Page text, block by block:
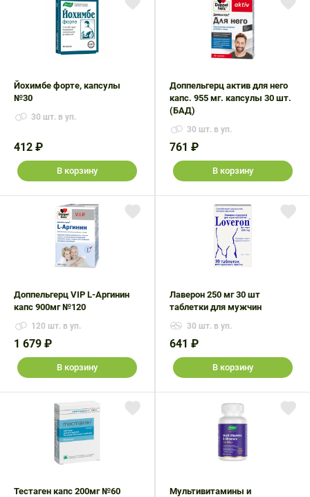
Йохимбе форте, капсулы
№30
30 шт. в уп.
412 ₽
В корзину
Доппельгерц актив для него
капс. 955 мг. капсулы 30 шт.
(БАД)
30 шт. в уп.
761 ₽
В корзину
Доппельгерц VIP L-Аргинин
капс 900мг №120
120 шт. в уп.
1 679 ₽
В корзину
Лаверон 250 мг 30 шт
таблетки для мужчин
30 шт. в уп.
641 ₽
В корзину
Тестаген капс 200мг №60
Мультивитамины и